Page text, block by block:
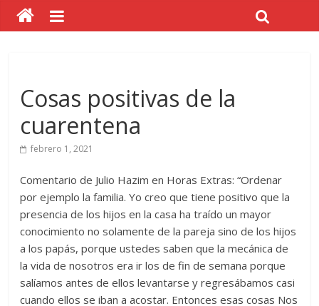
Cosas positivas de la
cuarentena
febrero 1, 2021
Comentario de Julio Hazim en Horas Extras: “Ordenar
por ejemplo la familia. Yo creo que tiene positivo que la
presencia de los hijos en la casa ha traído un mayor
conocimiento no solamente de la pareja sino de los hijos
a los papás, porque ustedes saben que la mecánica de
la vida de nosotros era ir los de fin de semana porque
salíamos antes de ellos levantarse y regresábamos casi
cuando ellos se iban a acostar. Entonces esas cosas Nos